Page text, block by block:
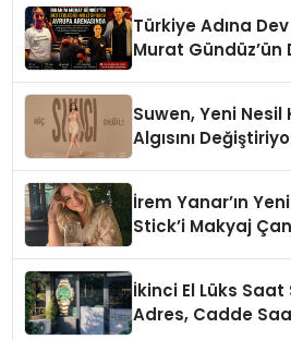
Türkiye Adına
Murat
Suwen, Yeni
Algısını
İrem Yanar’ın
Stick’i Makyaj
İkinci El Lüks Saat
Adres, Cadde